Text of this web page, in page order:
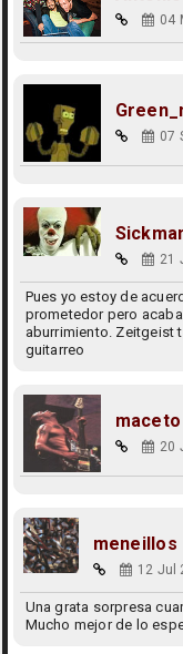
04
07
21
Pues yo estoy de
prometedor pero
aburrimiento. Zeitgeist
guitarreo
maceto
20
meneillos
12 Jul
Una grata sorpresa
Mucho mejor de lo